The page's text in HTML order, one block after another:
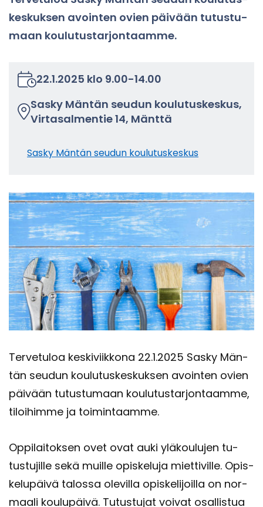
kes­kuk­sen avoin­ten ovien päi­vään tu­tus­tu­
maan kou­lu­tus­tar­jon­taam­me.
22.1.2025 klo 9.00-14.00
Sasky Män­tän seu­dun kou­lu­tus­kes­kus,
Vir­ta­sal­men­tie 14, Mänt­tä
Sasky Män­tän seu­dun kou­lu­tus­kes­kus
Ter­ve­tu­loa kes­ki­viik­ko­na 22.1.2025 Sasky Män­
tän seu­dun kou­lu­tus­kes­kuk­sen avoin­ten ovien
päi­vään tu­tus­tu­maan kou­lu­tus­tar­jon­taam­me,
ti­loi­him­me ja toi­min­taam­me.
Op­pi­lai­tok­sen ovet ovat auki ylä­kou­lu­jen tu­
tus­tu­jil­le sekä muil­le opis­ke­lu­ja miet­ti­vil­le. Opis­
ke­lu­päi­vä ta­los­sa ole­vil­la opis­ke­li­joil­la on nor­
maa­li kou­lu­päi­vä. Tu­tus­tu­jat voi­vat osal­lis­tua